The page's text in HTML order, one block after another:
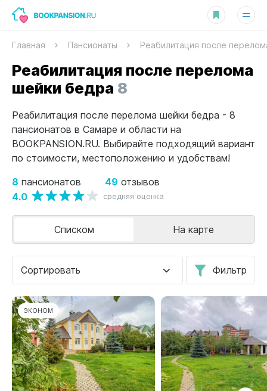
Главная Пансионаты Реабилитация после
Реабилитация после перелома
шейки бедра 8
Реабилитация после перелома шейки бедра - 8
пансионатов в Самаре и области на
BOOKPANSION.RU. Выбирайте подходящий вариант
по стоимости, местоположению и удобствам!
8 пансионатов 49 отзывов
4.0 средняя оценка
Сортировать Фильтр
Списком На карте
ЭКОНОМ